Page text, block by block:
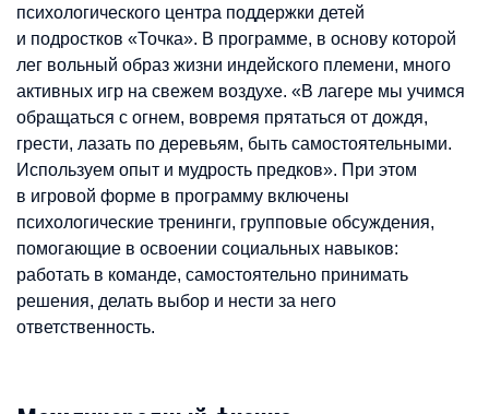
психологического центра поддержки детей
и подростков «Точка». В программе, в основу которой
лег вольный образ жизни индейского племени, много
активных игр на свежем воздухе. «В лагере мы учимся
обращаться с огнем, вовремя прятаться от дождя,
грести, лазать по деревьям, быть самостоятельными.
Используем опыт и мудрость предков». При этом
в игровой форме в программу включены
психологические тренинги, групповые обсуждения,
помогающие в освоении социальных навыков:
работать в команде, самостоятельно принимать
решения, делать выбор и нести за него
ответственность.